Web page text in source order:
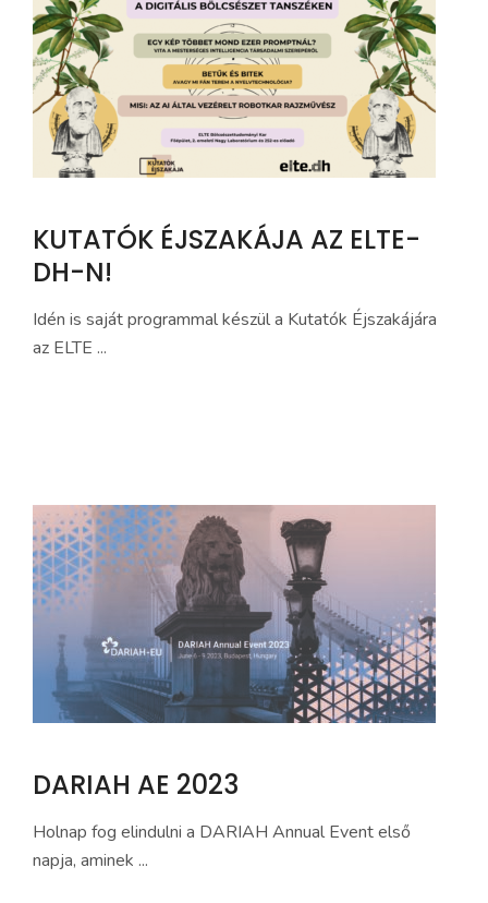
KUTATÓK ÉJSZAKÁJA AZ ELTE-
DH-N!
Idén is saját programmal készül a Kutatók Éjszakájára
az ELTE ...
DARIAH AE 2023
Holnap fog elindulni a DARIAH Annual Event első
napja, aminek ...